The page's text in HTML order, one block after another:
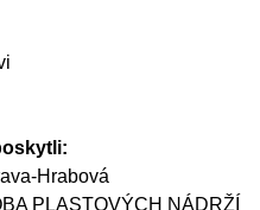
Hrabová
PLASTOVÝCH NÁDRŽÍ